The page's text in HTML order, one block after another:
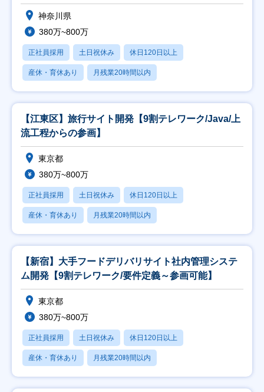
神奈川県
380万~800万
正社員採用 土日祝休み 休日120日以上
産休・育休あり 月残業20時間以内
【江東区】旅行サイト開発【9割テレワーク/Java/上
流工程からの参画】
東京都
380万~800万
正社員採用 土日祝休み 休日120日以上
産休・育休あり 月残業20時間以内
【新宿】大手フードデリバリサイト社内管理システ
ム開発【9割テレワーク/要件定義～参画可能】
東京都
380万~800万
正社員採用 土日祝休み 休日120日以上
産休・育休あり 月残業20時間以内